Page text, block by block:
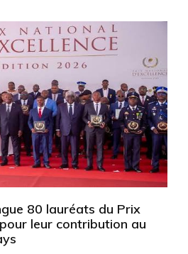
80 lauréats du Prix
leur contribution au